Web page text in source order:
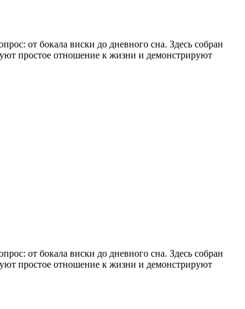
от бокала виски до дневного сна. Здесь собран
простое отношение к жизни и демонстрируют
от бокала виски до дневного сна. Здесь собран
простое отношение к жизни и демонстрируют